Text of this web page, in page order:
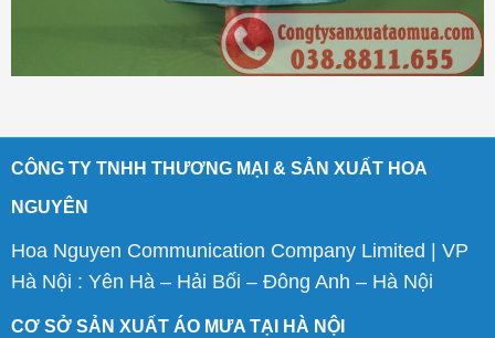
CÔNG TY TNHH THƯƠNG MẠI & SẢN XUẤT HOA
NGUYÊN
Hoa Nguyen Communication Company Limited | VP
Hà Nội : Yên Hà – Hải Bối – Đông Anh – Hà Nội
CƠ SỞ SẢN XUẤT ÁO MƯA TẠI HÀ NỘI